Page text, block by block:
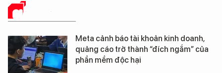
GIẢI PHÁP SỐ
Meta cảnh báo tài khoản kinh doanh,
quảng cáo trở thành “đích ngắm” của
phần mềm độc hại